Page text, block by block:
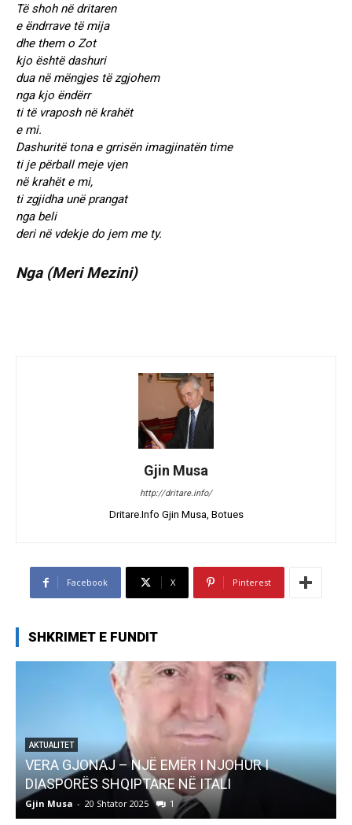
Të shoh në dritaren
e ëndrrave të mija
dhe them o Zot
kjo është dashuri
dua në mëngjes të zgjohem
nga kjo ëndërr
ti të vraposh në krahët
e mi.
Dashuritë tona e grrisën imagjinatën time
ti je përball meje vjen
në krahët e mi,
ti zgjidha unë prangat
nga beli
deri në vdekje do jem me ty.
Nga (Meri Mezini)
Gjin Musa
http://dritare.info/
Dritare.Info Gjin Musa, Botues
Facebook X Pinterest
SHKRIMET E FUNDIT
AKTUALITET
Pregaditi Gjin Musa-Rome- Shtator 2025
Gjin Musa - 8 Shtator 2025 0